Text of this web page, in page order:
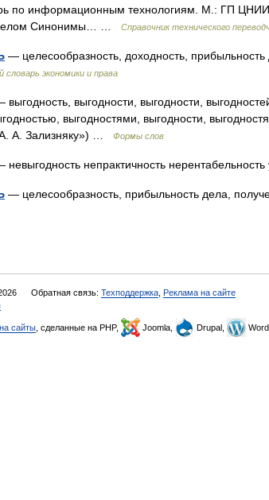
по информационным технологиям. М.: ГП
целом Синонимы… …
Справочник технического
— целесообразность, доходность,
словарь экономики и права
выгодность, выгодности, выгодности,
выгодностями, выгодности,
А. Зализняку») …
Формы слов
невыгодность непрактичность
— целесообразность, прибыльность дела,
Обратная связь: Техподдержка Реклама на сайте
сайты , сделанные на PHP, Joomla, Drupal,